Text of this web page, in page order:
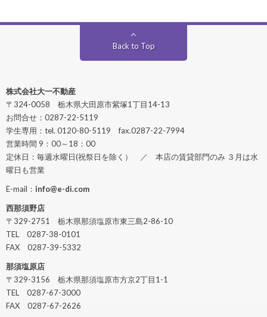
Back to Top
株式会社大一不動産
〒324-0058 栃木県大田原市紫塚1丁目14-13
お問合せ：0287-22-5119
学生専用：tel. 0120-80-5119 fax.0287-22-7994
営業時間 9：00～18：00
定休日：毎週水曜日(祝祭日を除く） ／ 本店の賃貸部門のみ ３月は水
曜日も営業
E-mail： info@e-di.com
西那須野店
〒329-2751 栃木県那須塩原市東三島2-86-10
TEL 0287-38-0101
FAX 0287-39-5332
那須塩原店
〒329-3156 栃木県那須塩原市方京2丁目1-1
TEL 0287-67-3000
FAX 0287-67-2626